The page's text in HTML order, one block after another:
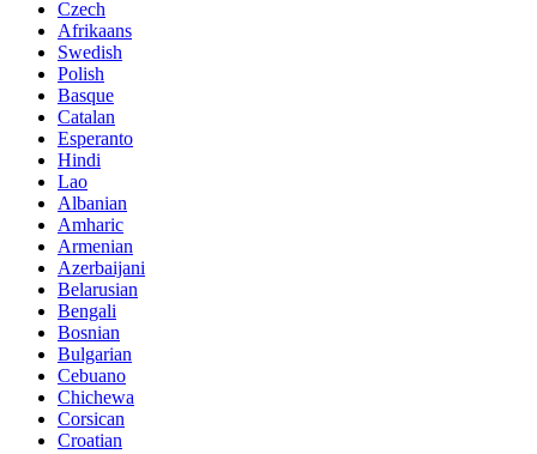
Czech
Afrikaans
Swedish
Polish
Basque
Catalan
Esperanto
Hindi
Lao
Albanian
Amharic
Armenian
Azerbaijani
Belarusian
Bengali
Bosnian
Bulgarian
Cebuano
Chichewa
Corsican
Croatian